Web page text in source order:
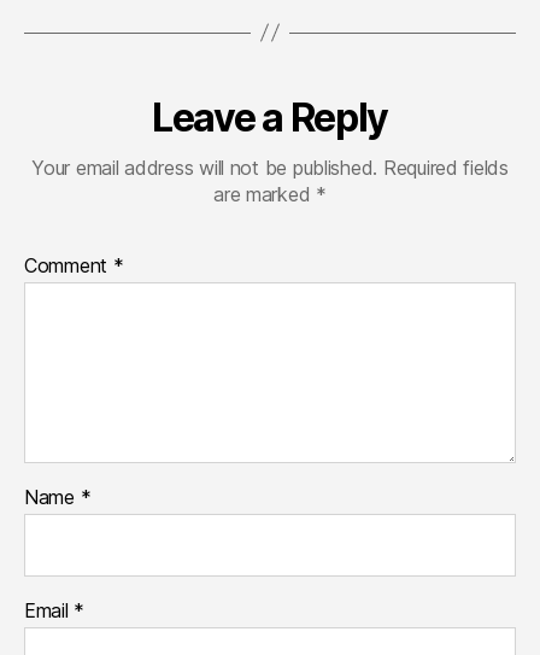
Leave a Reply
Your email address will not be published. Required fields
are marked *
Comment *
Name *
Email *